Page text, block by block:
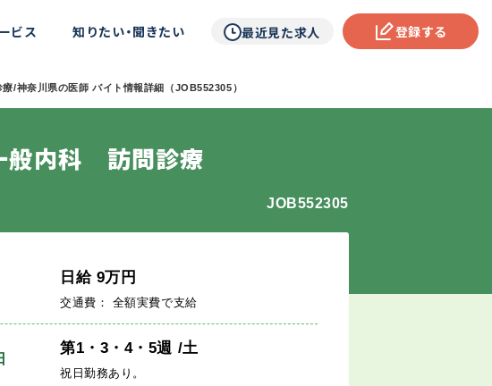
ビス 知りたい・聞きたい 最近見た求人 登録する
療/神奈川県の医師 バイト情報詳細（JOB552305）
内科 訪問診療
JOB552305
日給9万円
交通費： 全額実費で支給
第1・3・4・5週 /土
祝日勤務あり。